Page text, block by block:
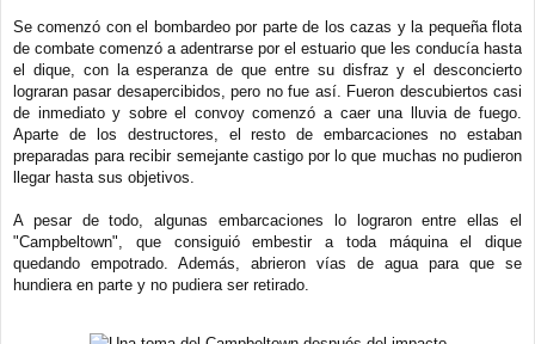
Se comenzó con el bombardeo por parte de los cazas y la pequeña flota
de combate comenzó a adentrarse por el estuario que les conducía hasta
el dique, con la esperanza de que entre su disfraz y el desconcierto
lograran pasar desapercibidos, pero no fue así. Fueron descubiertos casi
de inmediato y sobre el convoy comenzó a caer una lluvia de fuego.
Aparte de los destructores, el resto de embarcaciones no estaban
preparadas para recibir semejante castigo por lo que muchas no pudieron
llegar hasta sus objetivos.
A pesar de todo, algunas embarcaciones lo lograron entre ellas el
"Campbeltown", que consiguió embestir a toda máquina el dique
quedando empotrado. Además, abrieron vías de agua para que se
hundiera en parte y no pudiera ser retirado.